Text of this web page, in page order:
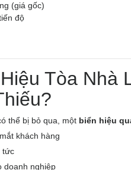
(giá gốc)
độ
Tòa Nhà
thể bị bỏ qua, một biển hiệu
khách hàng
tức
doanh nghiệp